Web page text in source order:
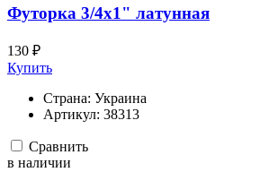
Футорка 3/4х1" латунная
130 ₽
Купить
Страна: Украина
Артикул: 38313
Сравнить
в наличии